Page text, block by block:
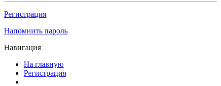
Регистрация
Напомнить пароль
Навигация
На главную
Регистрация